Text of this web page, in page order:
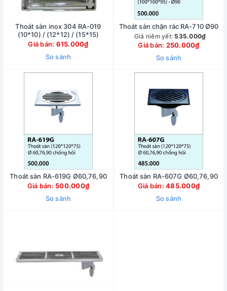
Thoát sàn inox 304 RA-019
(10*10) / (12*12) / (15*15)
Giá bán: 615.000₫
So sánh
Thoát sàn chặn rác RA-710 Ø90
Giá niêm yết: 535.000₫
Giá bán: 250.000₫
So sánh
Thoát sàn RA-619G Ø60,76,90
Giá bán: 500.000₫
So sánh
Thoát sàn RA-607G Ø60,76,90
Giá bán:485.000₫
So sánh